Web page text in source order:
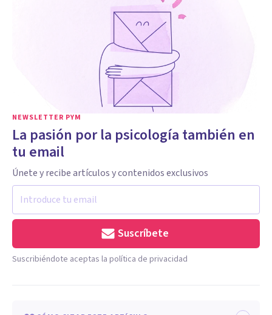
NEWSLETTER PYM
La pasión por la psicología también en
tu email
Únete y recibe artículos y contenidos exclusivos
Suscríbete
Suscribiéndote aceptas la política de privacidad